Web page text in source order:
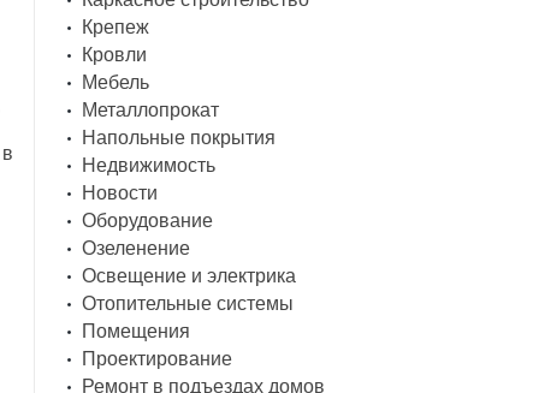
Крепеж
Кровли
Мебель
Металлопрокат
Напольные покрытия
Недвижимость
Новости
Оборудование
Озеленение
Освещение и электрика
Отопительные системы
Помещения
Проектирование
Ремонт в подъездах домов